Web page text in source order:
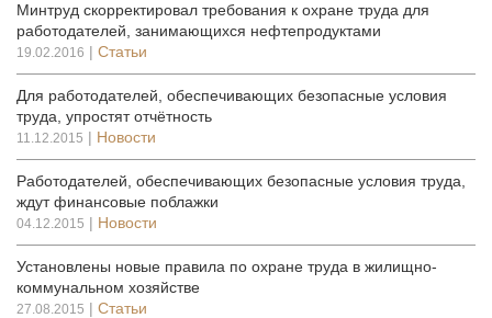
Минтруд скорректировал требования к охране труда для
работодателей, занимающихся нефтепродуктами
19.02.2016 | Статьи
Для работодателей, обеспечивающих безопасные условия
труда, упростят отчётность
11.12.2015 | Новости
Работодателей, обеспечивающих безопасные условия труда,
ждут финансовые поблажки
04.12.2015 | Новости
Установлены новые правила по охране труда в жилищно-
коммунальном хозяйстве
27.08.2015 | Статьи